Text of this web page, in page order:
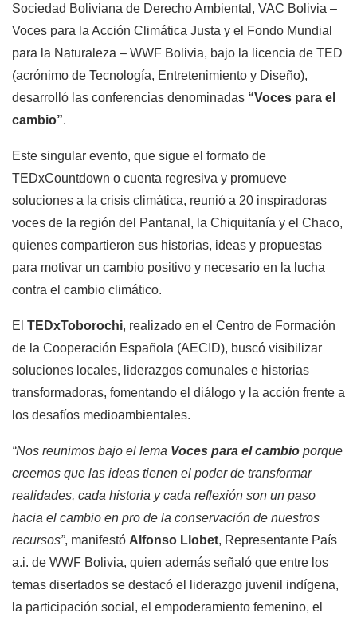
Sociedad Boliviana de Derecho Ambiental, VAC Bolivia –
Voces para la Acción Climática Justa y el Fondo Mundial
para la Naturaleza – WWF Bolivia, bajo la licencia de TED
(acrónimo de Tecnología, Entretenimiento y Diseño),
desarrolló las conferencias denominadas “Voces para el
cambio”.
Este singular evento, que sigue el formato de
TEDxCountdown o cuenta regresiva y promueve
soluciones a la crisis climática, reunió a 20 inspiradoras
voces de la región del Pantanal, la Chiquitanía y el Chaco,
quienes compartieron sus historias, ideas y propuestas
para motivar un cambio positivo y necesario en la lucha
contra el cambio climático.
El TEDxToborochi, realizado en el Centro de Formación
de la Cooperación Española (AECID), buscó visibilizar
soluciones locales, liderazgos comunales e historias
transformadoras, fomentando el diálogo y la acción frente a
los desafíos medioambientales.
“Nos reunimos bajo el lema Voces para el cambio porque
creemos que las ideas tienen el poder de transformar
realidades, cada historia y cada reflexión son un paso
hacia el cambio en pro de la conservación de nuestros
recursos”, manifestó Alfonso Llobet, Representante País
a.i. de WWF Bolivia, quien además señaló que entre los
temas disertados se destacó el liderazgo juvenil indígena,
la participación social, el empoderamiento femenino, el